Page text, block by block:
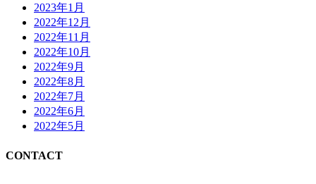
2023年1月
2022年12月
2022年11月
2022年10月
2022年9月
2022年8月
2022年7月
2022年6月
2022年5月
CONTACT